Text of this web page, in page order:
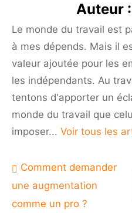
Auteur :
Le monde du travail est
à mes dépends. Mais il
valeur ajoutée pour les
les indépendants. Au
tentons d'apporter un
monde du travail que
imposer... Voir tous les
Navigation
de
l’article
Comment demander
une augmentation
comme un pro ?